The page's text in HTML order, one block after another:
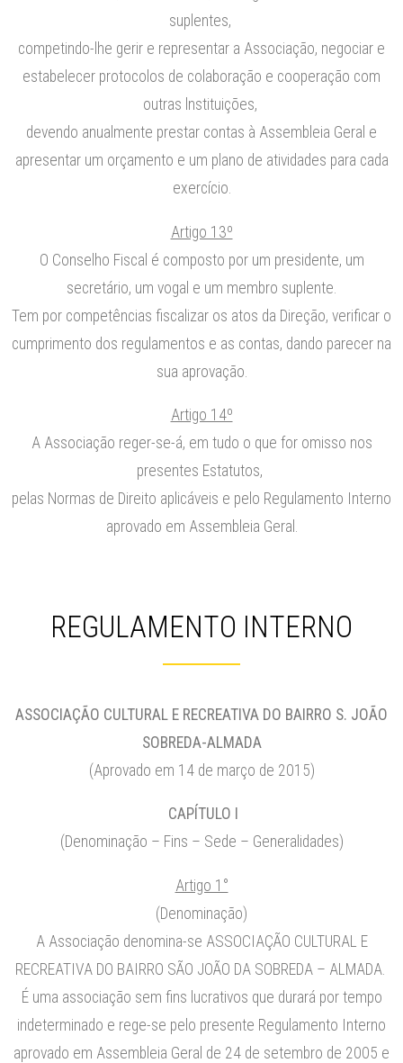
suplentes,
competindo-lhe gerir e representar a Associação, negociar e
estabelecer protocolos de colaboração e cooperação com
outras lnstituições,
devendo anualmente prestar contas à Assembleia Geral e
apresentar um orçamento e um plano de atividades para cada
exercício.
Artigo 13º
O Conselho Fiscal é composto por um presidente, um
secretário, um vogal e um membro suplente.
Tem por competências fiscalizar os atos da Direção, verificar o
cumprimento dos regulamentos e as contas, dando parecer na
sua aprovação.
Artigo 14º
A Associação reger-se-á, em tudo o que for omisso nos
presentes Estatutos,
pelas Normas de Direito aplicáveis e pelo Regulamento Interno
aprovado em Assembleia Geral.
REGULAMENTO INTERNO
ASSOCIAÇÃO CULTURAL E RECREATIVA DO BAIRRO S. JOÃO
SOBREDA-ALMADA
(Aprovado em 14 de março de 2015)
CAPÍTULO I
(Denominação – Fins – Sede – Generalidades)
Artigo 1°
(Denominação)
A Associação denomina-se ASSOCIAÇÃO CULTURAL E
RECREATIVA DO BAIRRO SÃO JOÃO DA SOBREDA – ALMADA.
É uma associação sem fins lucrativos que durará por tempo
indeterminado e rege-se pelo presente Regulamento Interno
aprovado em Assembleia Geral de 24 de setembro de 2005 e